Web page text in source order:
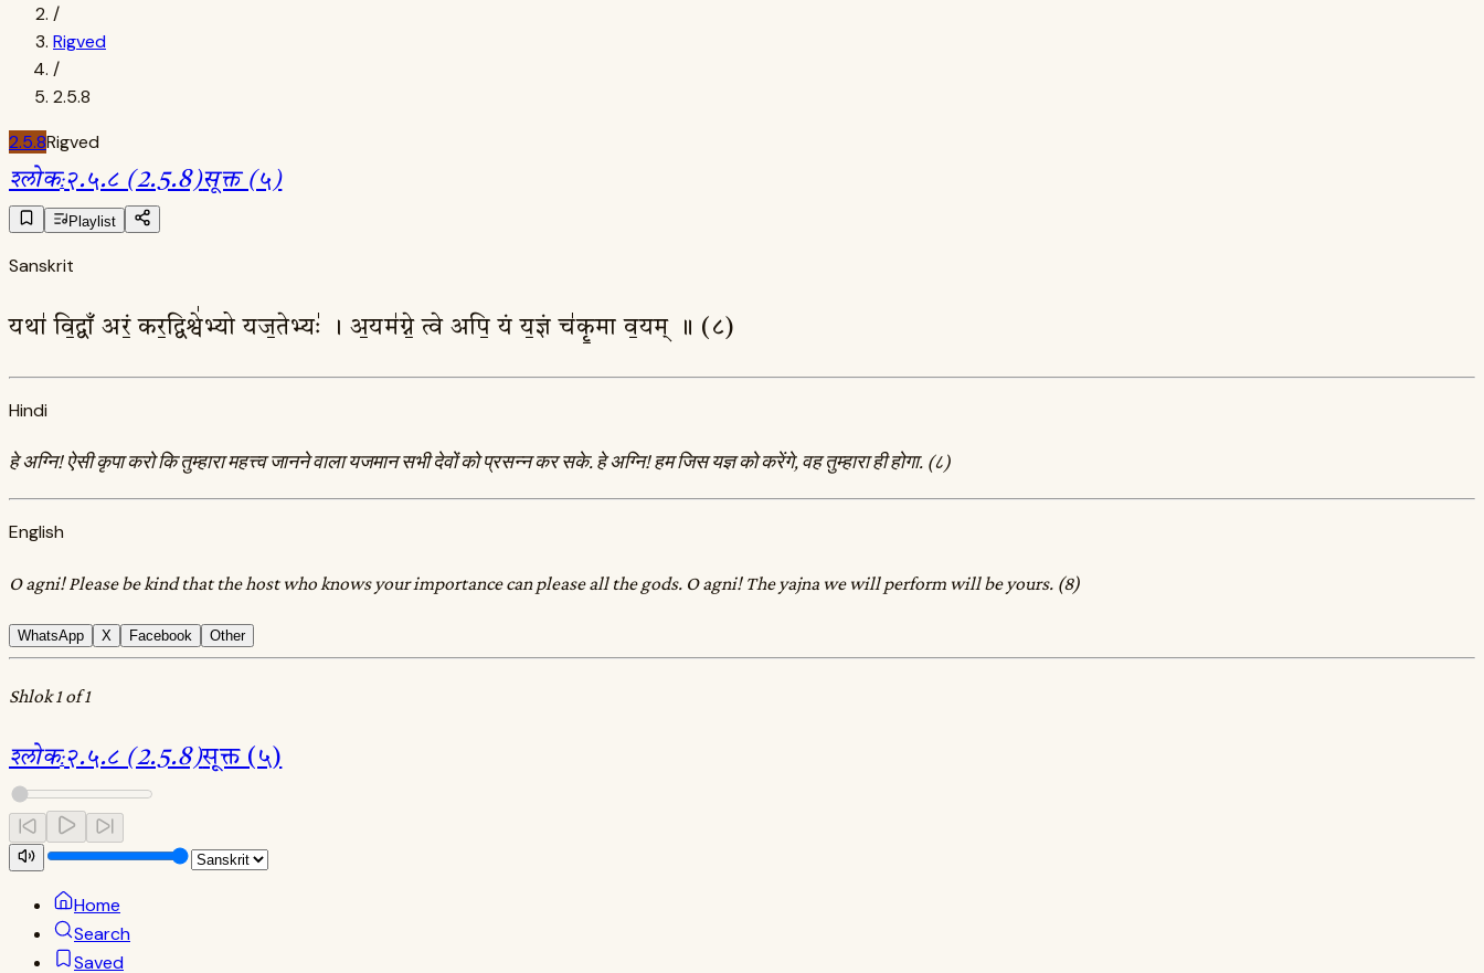
/
Rigved
/
2.5.8
2.5.8Rigved
श्लोक:२.५.८ (2.5.8)सूक्त (५)
Playlist
Sanskrit
यथा॑ वि॒द्वाँ अरं॒ कर॒द्विश्वे॑भ्यो यज॒तेभ्यः॑ । अ॒यम॑ग्ने॒ त्वे अपि॒ यं य॒ज्ञं च॑कृ॒मा व॒यम् ॥ (८)
Hindi
हे अग्नि! ऐसी कृपा करो कि तुम्हारा महत्त्व जानने वाला यजमान सभी देवों को प्रसन्न कर सके. हे अग्नि! हम जिस यज्ञ को करेंगे, वह तुम्हारा ही होगा. (८)
English
O agni! Please be kind that the host who knows your importance can please all the gods. O agni! The yajna we will perform will be yours. (8)
WhatsApp X Facebook Other
Shlok 1 of 1
श्लोक:२.५.८ (2.5.8)सूक्त (५)
Home
Search
Saved